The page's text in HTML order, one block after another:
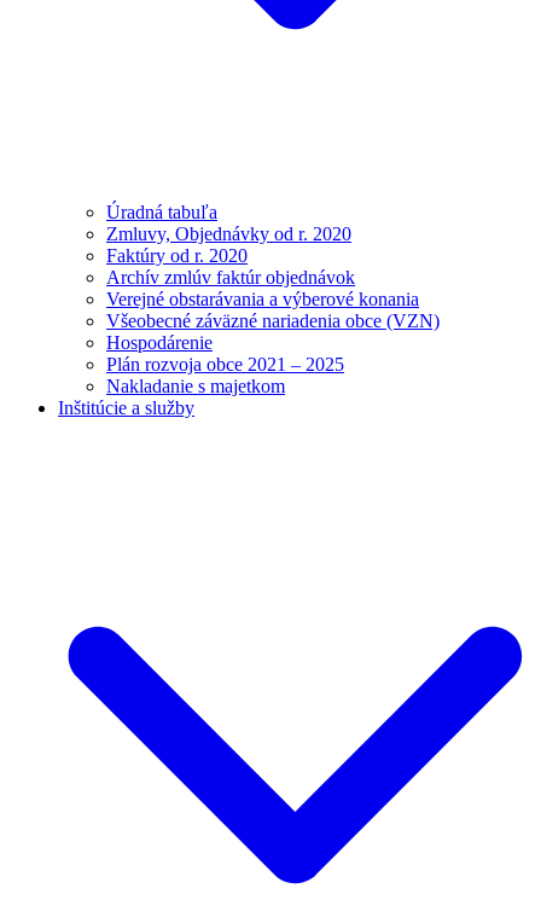
Úradná tabuľa
Zmluvy, Objednávky od r. 2020
Faktúry od r. 2020
Archív zmlúv faktúr objednávok
Verejné obstarávania a výberové konania
Všeobecné záväzné nariadenia obce (VZN)
Hospodárenie
Plán rozvoja obce 2021 – 2025
Nakladanie s majetkom
Inštitúcie a služby